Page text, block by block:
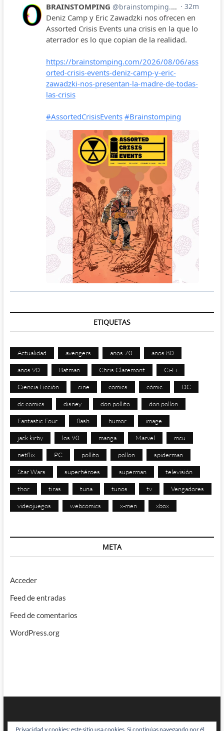
ETIQUETAS
Actualidad avengers años 70 años 80
años 90 Batman Chris Claremont Ci-Fi
Ciencia Ficción cine comics cómic DC
dc comics disney don pollito don pollon
Fantastic Four flash humor image
jack kirby los 90 manga Marvel mcu
netflix PC pollito pollon spiderman
Star Wars superhéroes superman televisión
thor tiras tuna tunos tv Vengadores
videojuegos webcomics x-men xbox
META
Acceder
Feed de entradas
Feed de comentarios
WordPress.org
Privacidad y cookies: este sitio usa cookies. Si continúas navegando por él,